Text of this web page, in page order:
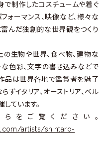
で制作したコスチュームや着ぐ
ォーマンス、映像など、様々な
んだ独創的な世界観をつくり
の生物や世界、食べ物、建物な
色彩、文字の書き込みなどで
品は世界各地で鑑賞者を魅了
ずイタリア、オーストリア、ベル
ています。
をご覧ください。
artists/shintaro-